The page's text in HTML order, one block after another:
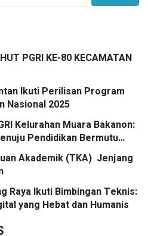
PGRI KE-80 KECAMATAN
Ikuti Perilisan Program
Nasional 2025
Kelurahan Muara Bakanon:
Pendidikan Bermutu
Akademik (TKA) Jenjang
Raya Ikuti Bimbingan Teknis:
yang Hebat dan Humanis